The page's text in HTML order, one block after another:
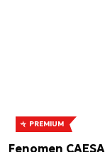
PREMIUM
Fenomen